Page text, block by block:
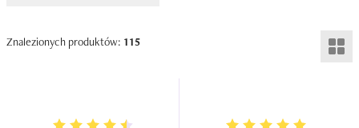
Znalezionych produktów: 115